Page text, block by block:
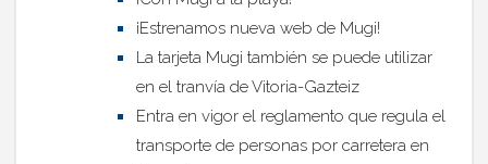
¡Estrenamos nueva web de Mugi!
La tarjeta Mugi también se puede utilizar
en el tranvía de Vitoria-Gazteiz
Entra en vigor el reglamento que regula el
transporte de personas por carretera en